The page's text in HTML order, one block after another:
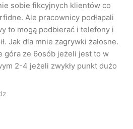
sobie fikcyjnych klientów co
Ale pracownicy podłapali
to mogą podbierać i telefony i
Jak dla mnie zagrywki żałosne.
góra ze 6osób jeżeli jest to w
2-4 jeżeli zwykły punkt dużo